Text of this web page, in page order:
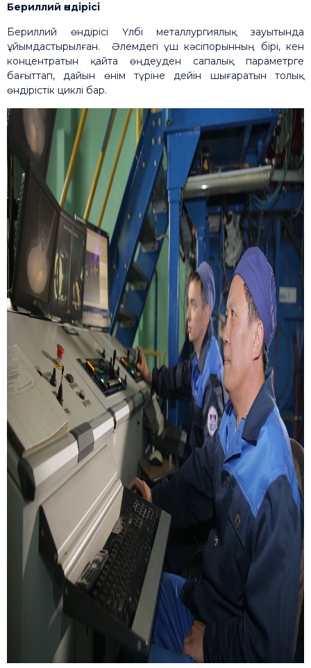
Бериллий өндірісі
Бериллий өндірісі Үлбі металлургиялық зауытында
ұйымдастырылған. Әлемдегі үш кәсіпорынның бірі, кен
концентратын қайта өңдеуден сапалық параметрге
бағыттап, дайын өнім түріне дейін шығаратын толық
өндірістік циклі бар.